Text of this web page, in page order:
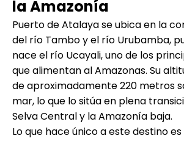
la Amazonía
Puerto de Atalaya se ubica en la
del río Tambo y el río Urubamba,
nace el río Ucayali, uno de los
que alimentan al Amazonas. Su
de aproximadamente 220 metros
mar, lo que lo sitúa en plena
Selva Central y la Amazonía baja.
Lo que hace único a este destino